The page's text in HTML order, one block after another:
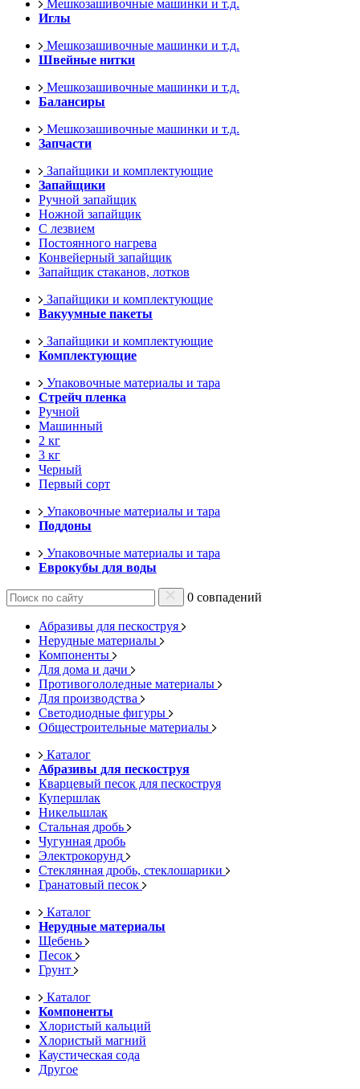
Мешкозашивочные машинки и т.д.
Иглы
Мешкозашивочные машинки и т.д.
Швейные нитки
Мешкозашивочные машинки и т.д.
Балансиры
Мешкозашивочные машинки и т.д.
Запчасти
Запайщики и комплектующие
Запайщики
Ручной запайщик
Ножной запайщик
С лезвием
Постоянного нагрева
Конвейерный запайщик
Запайщик стаканов, лотков
Запайщики и комплектующие
Вакуумные пакеты
Запайщики и комплектующие
Комплектующие
Упаковочные материалы и тара
Стрейч пленка
Ручной
Машинный
2 кг
3 кг
Черный
Первый сорт
Упаковочные материалы и тара
Поддоны
Упаковочные материалы и тара
Еврокубы для воды
0 совпадений
Абразивы для пескоструя
Нерудные материалы
Компоненты
Для дома и дачи
Противогололедные материалы
Для производства
Светодиодные фигуры
Общестроительные материалы
Каталог
Абразивы для пескоструя
Кварцевый песок для пескоструя
Купершлак
Никельшлак
Стальная дробь
Чугунная дробь
Электрокорунд
Стеклянная дробь, стеклошарики
Гранатовый песок
Каталог
Нерудные материалы
Щебень
Песок
Грунт
Каталог
Компоненты
Хлористый кальций
Хлористый магний
Каустическая сода
Другое